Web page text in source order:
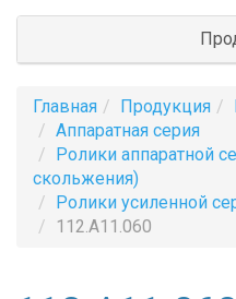
Главная Продукция
Аппаратная серия
Ролики аппаратной
скольжения)
Ролики усиленной
112.А11.060